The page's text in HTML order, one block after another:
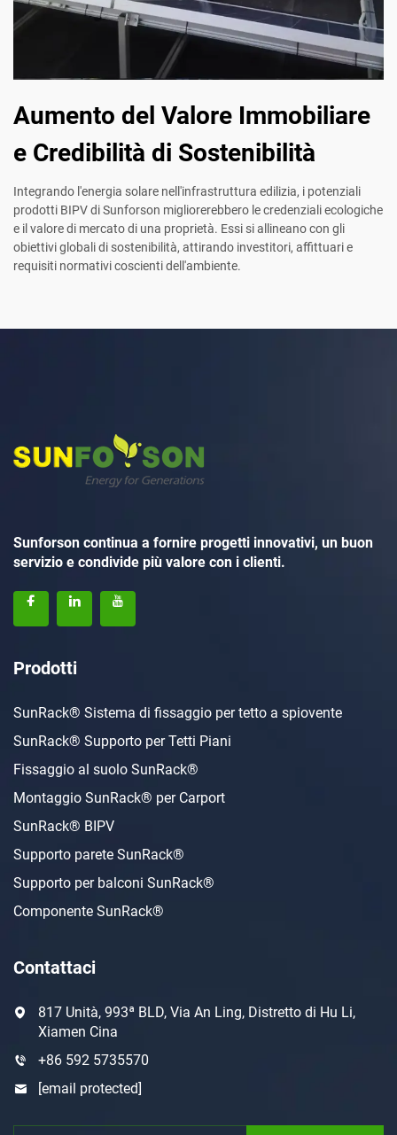
Aumento del Valore Immobiliare
e Credibilità di Sostenibilità
Integrando l'energia solare nell'infrastruttura edilizia, i potenziali
prodotti BIPV di Sunforson migliorerebbero le credenziali ecologiche
e il valore di mercato di una proprietà. Essi si allineano con gli
obiettivi globali di sostenibilità, attirando investitori, affittuari e
requisiti normativi coscienti dell'ambiente.
Sunforson continua a fornire progetti innovativi, un buon
servizio e condivide più valore con i clienti.
Prodotti
SunRack® Sistema di fissaggio per tetto a spiovente
SunRack® Supporto per Tetti Piani
Fissaggio al suolo SunRack®
Montaggio SunRack® per Carport
SunRack® BIPV
Supporto parete SunRack®
Supporto per balconi SunRack®
Componente SunRack®
Contattaci
817 Unità, 993ª BLD, Via An Ling, Distretto di Hu Li,
Xiamen Cina
+86 592 5735570
[email protected]